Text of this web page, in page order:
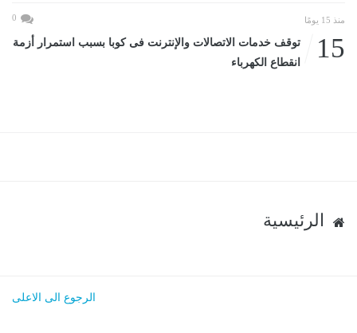
منذ 15 يومًا 0
15
توقف خدمات الاتصالات والإنترنت فى كوبا بسبب استمرار أزمة
انقطاع الكهرباء
الرئيسية
الرجوع الى الاعلى